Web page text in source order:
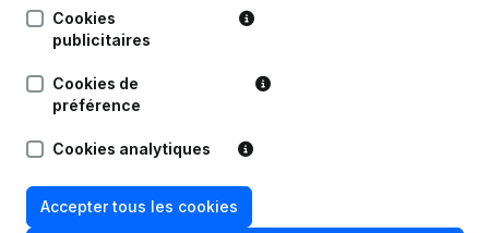
Questions fréquemment posées
Quel est le numéro de TVA de WinFirst?
Quel est l'identifiant PEPPOL de WinFirst?
Cookies
publicitaires
Cookies de
préférence
Cookies analytiques
Accepter tous les cookies